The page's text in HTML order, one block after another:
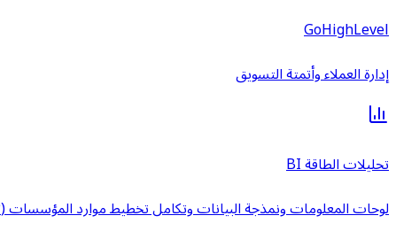
GoHighLevel
إدارة العملاء وأتمتة التسويق
تحليلات الطاقة BI
لوحات المعلومات ونمذجة البيانات وتكامل تخطيط موارد المؤسسات (ERP) وخدمات ذكاء الأعمال المُدارة.